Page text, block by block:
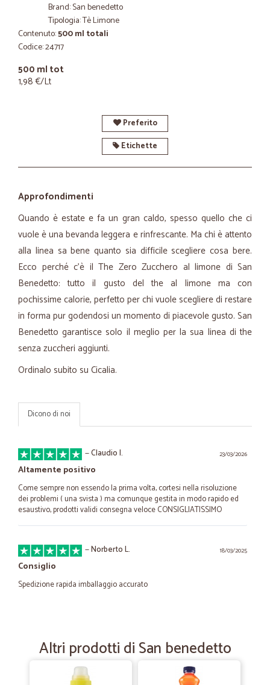
Brand: San benedetto
Tipologia: Tè Limone
Contenuto:500 ml totali
Codice: 24717
500 ml tot
1,98 €/Lt
Preferito
Etichette
Approfondimenti
Quando è estate e fa un gran caldo, spesso quello che ci
vuole è una bevanda leggera e rinfrescante. Ma chi è attento
alla linea sa bene quanto sia difficile scegliere cosa bere.
Ecco perché c’è il The Zero Zucchero al limone di San
Benedetto: tutto il gusto del the al limone ma con
pochissime calorie, perfetto per chi vuole scegliere di restare
in forma pur godendosi un momento di piacevole gusto. San
Benedetto garantisce solo il meglio per la sua linea di the
senza zuccheri aggiunti.
Ordinalo subito su Cicalia.
Dicono di noi
23/03/2026
—Claudio I.
Altamente positivo
Come sempre non essendo la prima volta, cortesi nella risoluzione
dei problemi ( una svista ) ma comunque gestita in modo rapido ed
esaustivo, prodotti validi consegna veloce CONSIGLIATISSIMO
18/03/2025
—Norberto L.
Consiglio
Spedizione rapida imballaggio accurato
Primo ordine.
È stata la prima volta che ho ordinato, persone gentili e disponibili
ordine arrivato in 2 giorni. Lo consiglio vivamente. Grazie Gianluca.
Altri prodotti di San benedetto